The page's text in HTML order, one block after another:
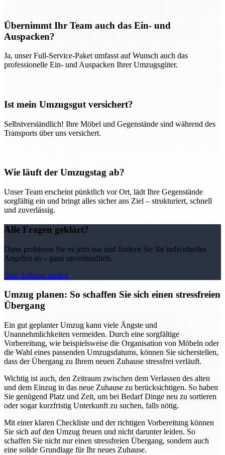
Übernimmt Ihr Team auch das Ein- und
Auspacken?
Ja, unser Full-Service-Paket umfasst auf Wunsch auch das
professionelle Ein- und Auspacken Ihrer Umzugsgüter.
Ist mein Umzugsgut versichert?
Selbstverständlich! Ihre Möbel und Gegenstände sind während des
Transports über uns versichert.
Wie läuft der Umzugstag ab?
Unser Team erscheint pünktlich vor Ort, lädt Ihre Gegenstände
sorgfältig ein und bringt alles sicher ans Ziel – strukturiert, schnell
und zuverlässig.
Alle Fragen geklärt?
Dann probieren Sie es jetzt aus und fordern Sie Ihr individuelles
Angebot an – ganz unverbindlich.
Jetzt Anfrage starten
Umzug planen: So schaffen Sie sich einen stressfreien
Übergang
Ein gut geplanter Umzug kann viele Ängste und
Unannehmlichkeiten vermeiden. Durch eine sorgfältige
Vorbereitung, wie beispielsweise die Organisation von Möbeln oder
die Wahl eines passenden Umzugsdatums, können Sie sicherstellen,
dass der Übergang zu Ihrem neuen Zuhause stressfrei verläuft.
Wichtig ist auch, den Zeitraum zwischen dem Verlassen des alten
und dem Einzug in das neue Zuhause zu berücksichtigen. So haben
Sie genügend Platz und Zeit, um bei Bedarf Dinge neu zu sortieren
oder sogar kurzfristig Unterkunft zu suchen, falls nötig.
Mit einer klaren Checkliste und der richtigen Vorbereitung können
Sie sich auf den Umzug freuen und nicht darunter leiden. So
schaffen Sie nicht nur einen stressfreien Übergang, sondern auch
eine solide Grundlage für Ihr neues Zuhause.